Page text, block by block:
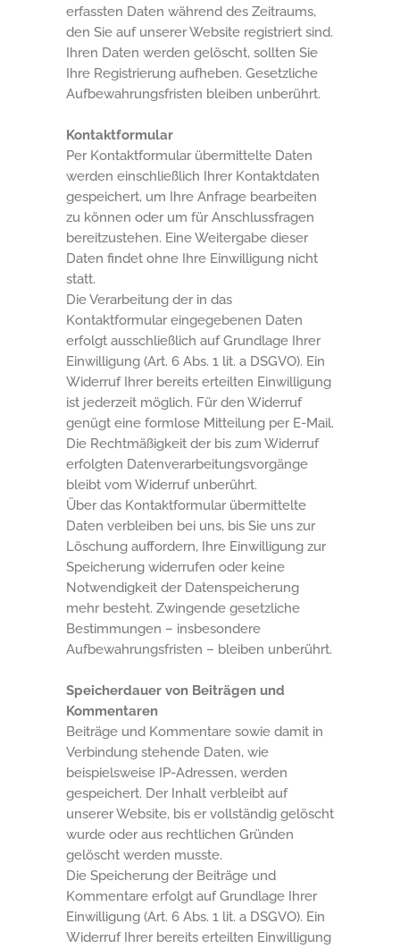
erfassten Daten während des Zeitraums,
den Sie auf unserer Website registriert sind.
Ihren Daten werden gelöscht, sollten Sie
Ihre Registrierung aufheben. Gesetzliche
Aufbewahrungsfristen bleiben unberührt.
Kontaktformular
Per Kontaktformular übermittelte Daten
werden einschließlich Ihrer Kontaktdaten
gespeichert, um Ihre Anfrage bearbeiten
zu können oder um für Anschlussfragen
bereitzustehen. Eine Weitergabe dieser
Daten findet ohne Ihre Einwilligung nicht
statt.
Die Verarbeitung der in das
Kontaktformular eingegebenen Daten
erfolgt ausschließlich auf Grundlage Ihrer
Einwilligung (Art. 6 Abs. 1 lit. a DSGVO). Ein
Widerruf Ihrer bereits erteilten Einwilligung
ist jederzeit möglich. Für den Widerruf
genügt eine formlose Mitteilung per E-Mail.
Die Rechtmäßigkeit der bis zum Widerruf
erfolgten Datenverarbeitungsvorgänge
bleibt vom Widerruf unberührt.
Über das Kontaktformular übermittelte
Daten verbleiben bei uns, bis Sie uns zur
Löschung auffordern, Ihre Einwilligung zur
Speicherung widerrufen oder keine
Notwendigkeit der Datenspeicherung
mehr besteht. Zwingende gesetzliche
Bestimmungen – insbesondere
Aufbewahrungsfristen – bleiben unberührt.
Speicherdauer von Beiträgen und
Kommentaren
Beiträge und Kommentare sowie damit in
Verbindung stehende Daten, wie
beispielsweise IP-Adressen, werden
gespeichert. Der Inhalt verbleibt auf
unserer Website, bis er vollständig gelöscht
wurde oder aus rechtlichen Gründen
gelöscht werden musste.
Die Speicherung der Beiträge und
Kommentare erfolgt auf Grundlage Ihrer
Einwilligung (Art. 6 Abs. 1 lit. a DSGVO). Ein
Widerruf Ihrer bereits erteilten Einwilligung